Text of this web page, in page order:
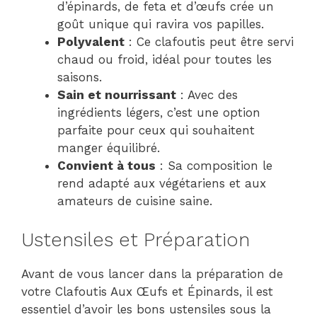
d’épinards, de feta et d’œufs crée un
goût unique qui ravira vos papilles.
Polyvalent : Ce clafoutis peut être servi
chaud ou froid, idéal pour toutes les
saisons.
Sain et nourrissant : Avec des
ingrédients légers, c’est une option
parfaite pour ceux qui souhaitent
manger équilibré.
Convient à tous : Sa composition le
rend adapté aux végétariens et aux
amateurs de cuisine saine.
Ustensiles et Préparation
Avant de vous lancer dans la préparation de
votre Clafoutis Aux Œufs et Épinards, il est
essentiel d’avoir les bons ustensiles sous la